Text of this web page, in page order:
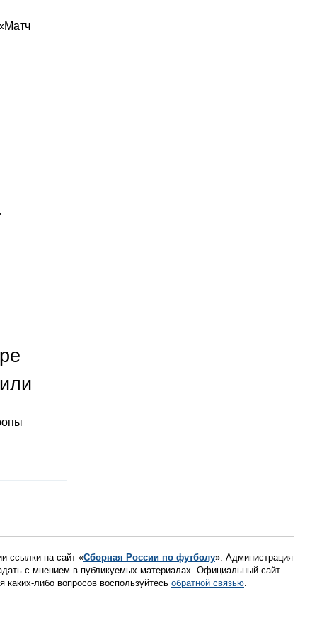
ссылки на сайт «Сборная России по футболу». Администрация
с мнением в публикуемых материалах. Официальный сайт
либо вопросов воспользуйтесь обратной связью.